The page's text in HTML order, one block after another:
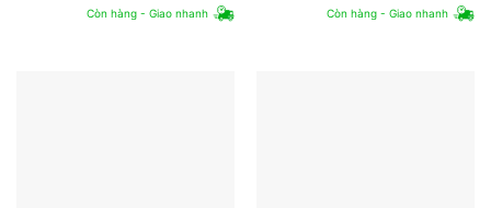
Còn hàng - Giao nhanh Còn hàng - Giao nhanh